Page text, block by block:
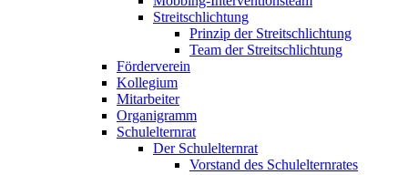
Streitschlichtung
Prinzip der Streitschlichtung
Team der Streitschlichtung
Förderverein
Kollegium
Mitarbeiter
Organigramm
Schulelternrat
Der Schulelternrat
Vorstand des Schulelternrates